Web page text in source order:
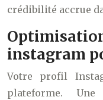
crédibilité accrue
instagram
Votre profil
plateforme.